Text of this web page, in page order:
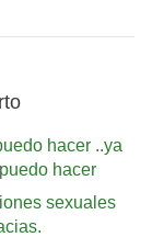
hacer ..ya
hacer
sexuales